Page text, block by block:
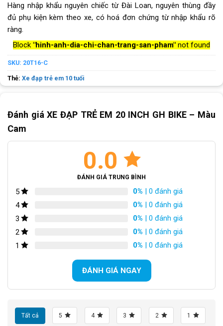
Hàng nhập khẩu nguyên chiếc từ Đài Loan, nguyên thùng đầy
đủ phụ kiện kèm theo xe, có hoá đơn chứng từ nhập khẩu rõ
ràng.
Block "hinh-anh-dia-chi-chan-trang-san-pham" not found
SKU: 20T16-C
Thẻ: Xe đạp trẻ em 10 tuổi
Đánh giá XE ĐẠP TRẺ EM 20 INCH GH BIKE – Màu
Cam
0.0
ĐÁNH GIÁ TRUNG BÌNH
5 0% | 0 đánh giá
4
0% | 0 đánh giá
3
0% | 0 đánh giá
2
0% | 0 đánh giá
1
0% | 0 đánh giá
ĐÁNH GIÁ NGAY
Tất cả 5 4 3 2 1